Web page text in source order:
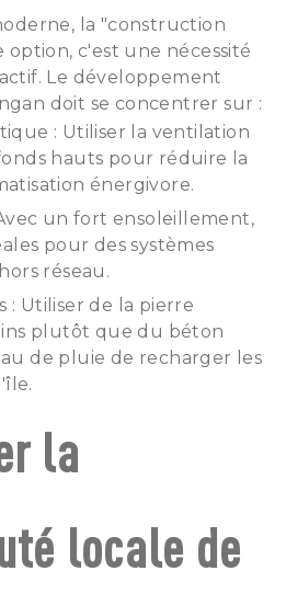
la "construction
c'est une nécessité
Le développement
doit se concentrer sur :
: Utiliser la ventilation
hauts pour réduire la
énergivore.
un fort ensoleillement,
pour des systèmes
réseau.
: Utiliser de la pierre
plutôt que du béton
de pluie de recharger les
la
locale de